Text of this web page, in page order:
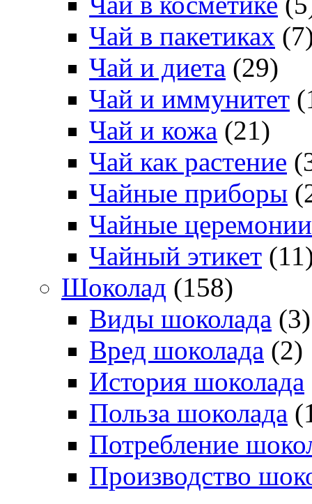
Чай в пакетиках
Чай и диета (29)
Чай и иммунитет
Чай и кожа (21)
Чай как растение
Чайные приборы
Чайные церемонии
Чайный этикет
Шоколад (158)
Виды шоколада (3)
Вред шоколада (2)
История шоколада
Польза шоколада
Потребление
Производство